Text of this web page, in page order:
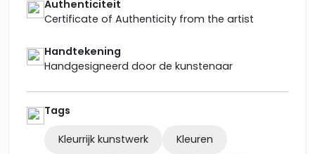
Authenticiteit
Certificate of Authenticity from the artist
Handtekening
Handgesigneerd door de kunstenaar
Tags
Kleurrijk kunstwerk Kleuren